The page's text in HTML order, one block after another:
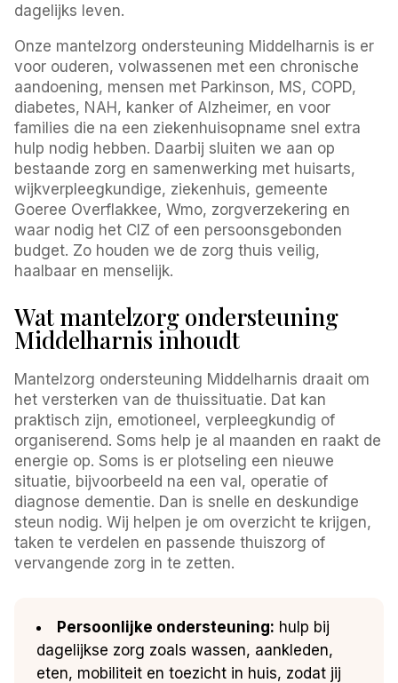
dagelijks leven.
Onze mantelzorg ondersteuning Middelharnis is er
voor ouderen, volwassenen met een chronische
aandoening, mensen met Parkinson, MS, COPD,
diabetes, NAH, kanker of Alzheimer, en voor
families die na een ziekenhuisopname snel extra
hulp nodig hebben. Daarbij sluiten we aan op
bestaande zorg en samenwerking met huisarts,
wijkverpleegkundige, ziekenhuis, gemeente
Goeree Overflakkee, Wmo, zorgverzekering en
waar nodig het CIZ of een persoonsgebonden
budget. Zo houden we de zorg thuis veilig,
haalbaar en menselijk.
Wat mantelzorg ondersteuning
Middelharnis inhoudt
Mantelzorg ondersteuning Middelharnis draait om
het versterken van de thuissituatie. Dat kan
praktisch zijn, emotioneel, verpleegkundig of
organiserend. Soms help je al maanden en raakt de
energie op. Soms is er plotseling een nieuwe
situatie, bijvoorbeeld na een val, operatie of
diagnose dementie. Dan is snelle en deskundige
steun nodig. Wij helpen je om overzicht te krijgen,
taken te verdelen en passende thuiszorg of
vervangende zorg in te zetten.
Persoonlijke ondersteuning: hulp bij
dagelijkse zorg zoals wassen, aankleden,
eten, mobiliteit en toezicht in huis, zodat jij